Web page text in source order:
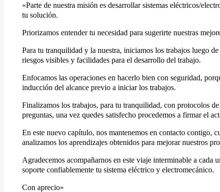
«Parte de nuestra misión es desarrollar sistemas eléctricos/
tu solución.
Priorizamos entender tu necesidad para sugerirte nuestras
Para tu tranquilidad y la nuestra, iniciamos los trabajos luego
riesgos visibles y facilidades para el desarrollo del trabajo.
Enfocamos las operaciones en hacerlo bien con seguridad,
inducción del alcance previo a iniciar los trabajos.
Finalizamos los trabajos, para tu tranquilidad, con protocolos
preguntas, una vez quedes satisfecho procedemos a firmar el
En este nuevo capítulo, nos mantenemos en contacto contigo,
analizamos los aprendizajes obtenidos para mejorar nuestros
Agradecemos acompañarnos en este viaje interminable a cada
soporte confiablemente tu sistema eléctrico y electromecánico.
Con aprecio»